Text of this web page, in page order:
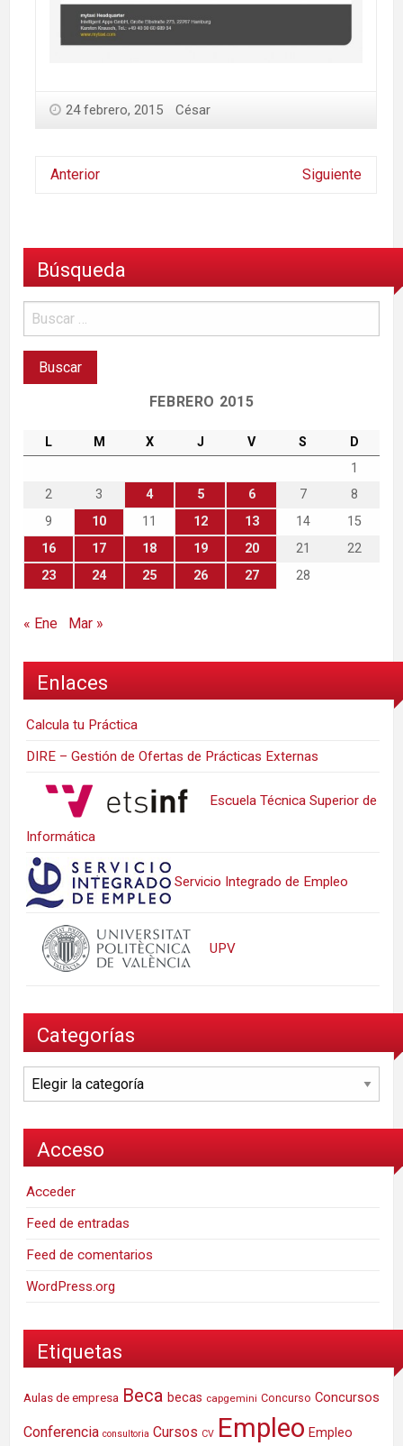
24 febrero, 2015 César
Anterior Siguiente
Búsqueda
FEBRERO 2015
L M X J V S
D
1
2
3 4 5 6 7
8
9
10 11 12 13 14
15
16
17 18 19 20 21
22
23
24 25 26 27 28
« Ene Mar »
Enlaces
Calcula tu Práctica
DIRE – Gestión de Ofertas de Prácticas Externas
Escuela Técnica Superior de
Informática
Servicio Integrado de Empleo
UPV
Categorías
Categorías
Acceso
Acceder
Feed de entradas
Feed de comentarios
WordPress.org
Etiquetas
Aulas de empresa Beca becas capgemini Concurso Concursos
Conferencia consultoria Cursos CV Empleo Empleo